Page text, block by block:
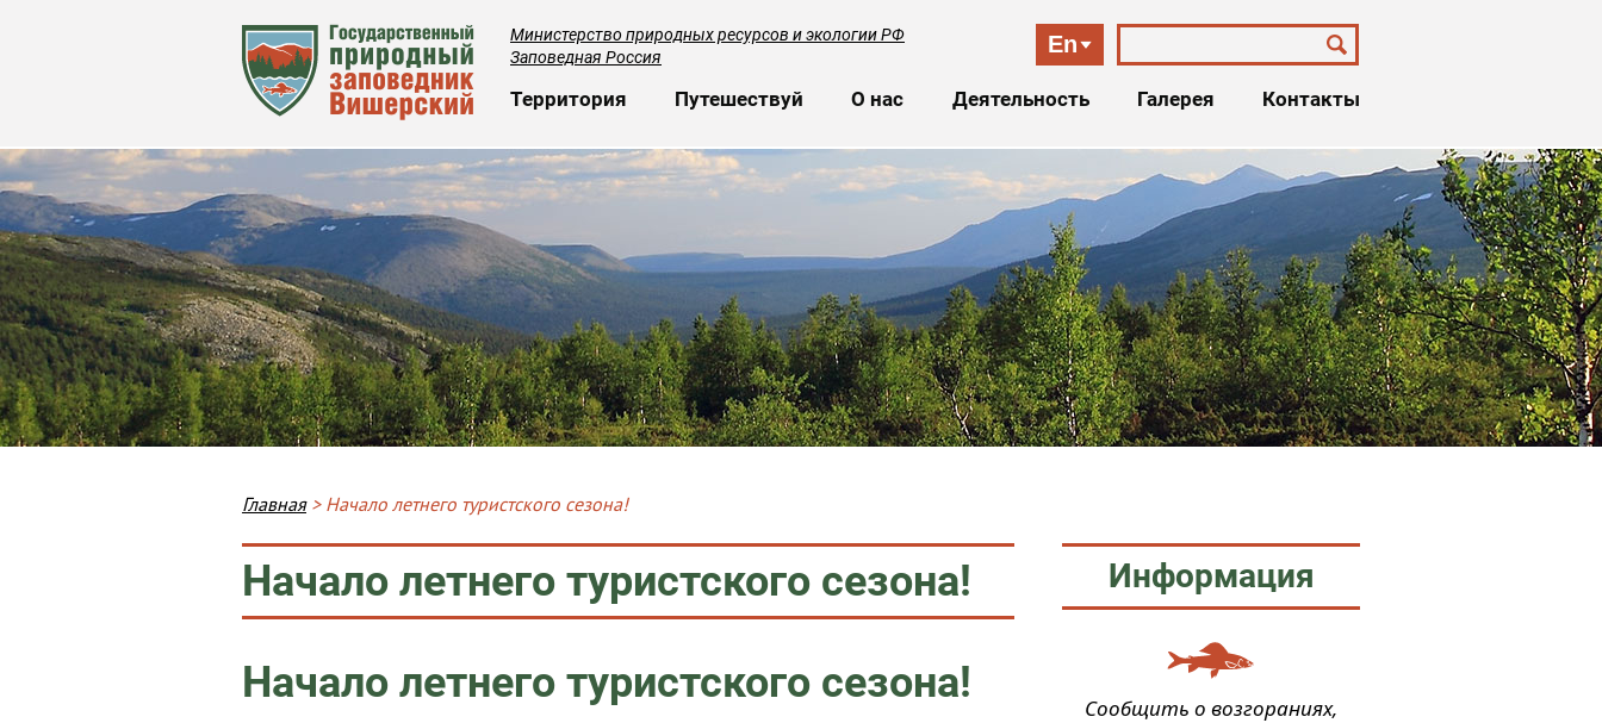
Министерство природных ресурсов и экологии РФ
Заповедная Россия
En
Основная навигация
Территория Путешествуй О нас Деятельность Галерея Контакты
Breadcrumb
Главная Начало летнего туристского сезона!
Начало летнего туристского сезона!
Начало летнего туристского сезона!
Информация
Сообщить о возгораниях,